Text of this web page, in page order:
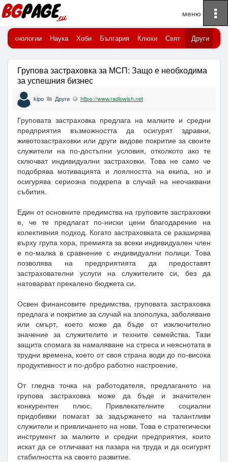
Начало
Технологии Наука Хоби България Клюки Свят Други
Групова застраховка за МСП: Защо е необходима
за успешния бизнес
kipo Други https://www.radiowish.net
Груповата застраховка предлага на малките и средни
предприятия възможността да осигурят здравни,
животозастраховки или други видове покритие за своите
служители на по-достъпни условия, отколкото ако те
сключват индивидуални застраховки. Това не само че
подобрява мотивацията и лоялността на екипа, но и
осигурява сериозна подкрепа в случай на неочаквани
събития.
Един от основните предимства на груповите застраховки
е, че те предлагат по-ниски цени благодарение на
колективния подход. Когато застраховката се разширява
върху група хора, премията за всеки индивидуален член
е по-малка в сравнение с индивидуални полици. Това
позволява на предприятията да предоставят
застрахователни услуги на служителите си, без да
натоварват прекалено бюджета си.
Освен финансовите предимства, груповата застраховка
предлага и покритие за случай на злополука, заболяване
или смърт, което може да бъде от изключително
значение за служителите и техните семейства. Тази
защита спомага за намаляване на стреса и неяснотата в
трудни времена, което от своя страна води до по-висока
продуктивност и по-добро работно настроение.
От гледна точка на работодателя, предлагането на
групова застраховка може да бъде и значителен
конкурентен плюс. Привлекателните социални
придобивки помагат за задържането на талантливи
служители и привличането на нови. Това е стратегически
инструмент за малките и средни предприятия, които
искат да се отличават на пазара на труда и да осигурят
стабилността на своето развитие.